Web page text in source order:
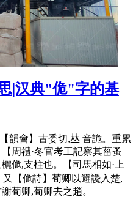
|汉典"佹"字的基
韻會】古委切,𠀤 音詭。重累
周禮·冬官考工記察其菑蚤
佹,支柱也。【司馬相如·上
又【佹詩】荀卿以避讒入楚,
荀卿,荀卿去之趙。